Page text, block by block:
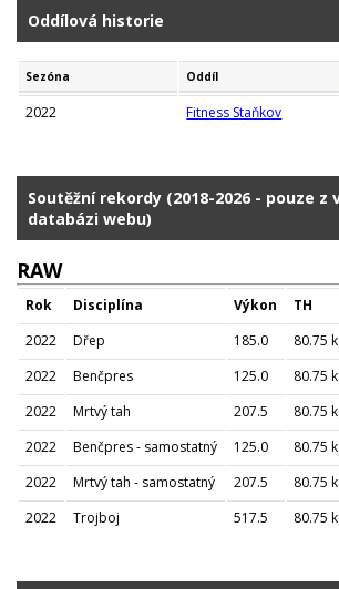
Oddílová historie
Sezóna Oddíl
2022 Fitness Staňkov
Soutěžní rekordy (2018-2026 - pouze z
databázi webu)
RAW
Rok Disciplína Výkon TH
2022
Dřep 185.0 80.75
2022
Benčpres 125.0 80.75
2022
Mrtvý tah 207.5 80.75
2022
Benčpres - samostatný 125.0 80.75
2022
Mrtvý tah - samostatný 207.5 80.75
2022
Trojboj 517.5 80.75